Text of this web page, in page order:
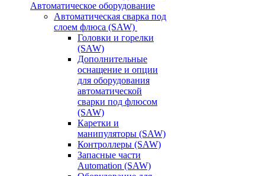
Автоматическое оборудование
Автоматическая сварка под
слоем флюса (SAW)
Головки и горелки
(SAW)
Дополнительные
оснащение и опции
для оборудования
автоматической
сварки под флюсом
(SAW)
Каретки и
манипуляторы (SAW)
Контроллеры (SAW)
Запасные части
Automation (SAW)